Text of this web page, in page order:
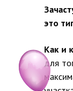
это
Как и
для